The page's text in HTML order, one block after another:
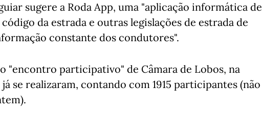
sugere a Roda App, uma "aplicação informática de
da estrada e outras legislações de estrada de
constante dos condutores".
"encontro participativo" de Câmara de Lobos, na
se realizaram, contando com 1915 participantes (não